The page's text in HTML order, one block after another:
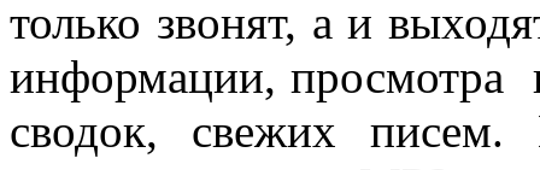
только звонят, а и
информации, просмотра
сводок, свежих